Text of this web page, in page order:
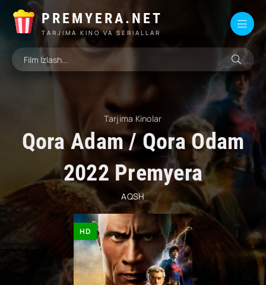
PREMYERA.NET
TARJIMA KINO VA SERIALLAR
Tarjima Kinolar
Qora Adam / Qora Odam
2022 Premyera
AQSH
HD